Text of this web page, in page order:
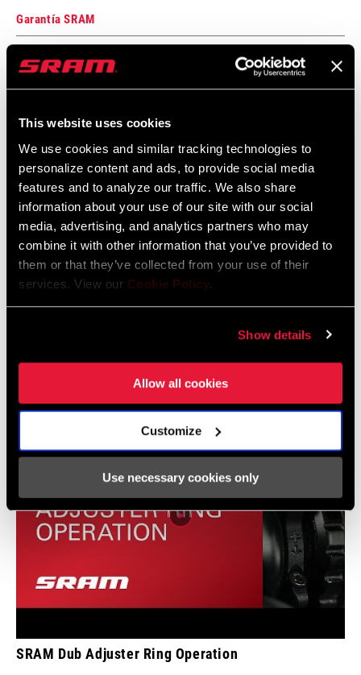
This website uses cookies
We use cookies and similar tracking technologies to
personalize content and ads, to provide social media
features and to analyze our traffic. We also share
information about your use of our site with our social
media, advertising, and analytics partners who may
combine it with other information that you’ve provided to
them or that they’ve collected from your use of their
services. View our Cookie Policy.
Show details
Allow all cookies
Customize
Use necessary cookies only
JUMP
Garantía SRAM
Garantía SRAM y ZIPP
Especificaciones De Ajuste Del Cuadro
2024 MTB Frame Fit Specifications
Idioma: English
6 MB
SRAM Dub Adjuster Ring Operation